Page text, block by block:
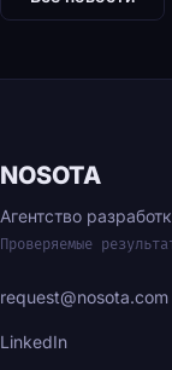
NOSOTA
Агентство
Проверяемые
request@nosota.com
LinkedIn